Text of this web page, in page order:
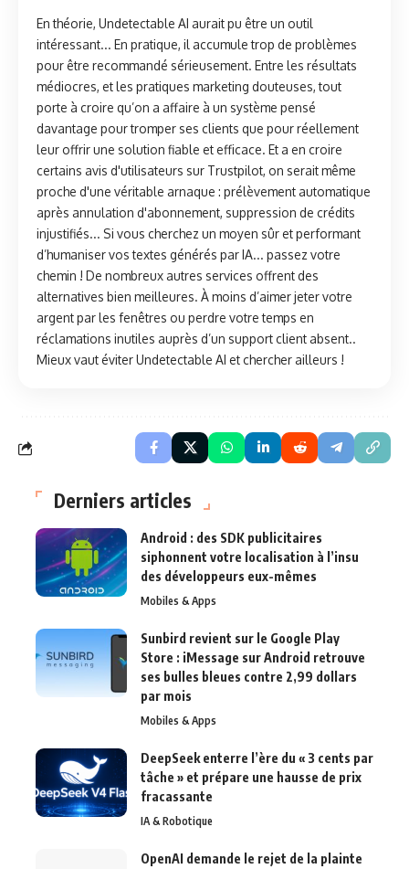
En théorie, Undetectable AI aurait pu être un outil
intéressant... En pratique, il accumule trop de problèmes
pour être recommandé sérieusement. Entre les résultats
médiocres, et les pratiques marketing douteuses, tout
porte à croire qu’on a affaire à un système pensé
davantage pour tromper ses clients que pour réellement
leur offrir une solution fiable et efficace. Et a en croire
certains avis d'utilisateurs sur Trustpilot, on serait même
proche d'une véritable arnaque : prélèvement automatique
après annulation d'abonnement, suppression de crédits
injustifiés... Si vous cherchez un moyen sûr et performant
d’humaniser vos textes générés par IA... passez votre
chemin ! De nombreux autres services offrent des
alternatives bien meilleures. À moins d’aimer jeter votre
argent par les fenêtres ou perdre votre temps en
réclamations inutiles auprès d’un support client absent..
Mieux vaut éviter Undetectable AI et chercher ailleurs !
Derniers articles
Android : des SDK publicitaires
siphonnent votre localisation à l’insu
des développeurs eux-mêmes
Mobiles & Apps
Sunbird revient sur le Google Play
Store : iMessage sur Android retrouve
ses bulles bleues contre 2,99 dollars
par mois
Mobiles & Apps
DeepSeek enterre l’ère du « 3 cents par
tâche » et prépare une hausse de prix
fracassante
IA & Robotique
OpenAI demande le rejet de la plainte